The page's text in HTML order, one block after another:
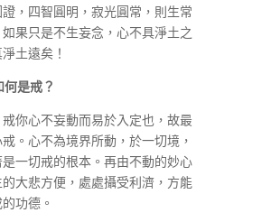
，四智圓明，寂光圓常，則生常
果只是不生妄念，心不具淨土之
土遠矣！
是戒？
你心不妄動而易於入定也，故最
。心不為境界所動，於一切境，
一切戒的根本。再由不動的妙心
大悲方便，處處攝受利濟，方能
功德。